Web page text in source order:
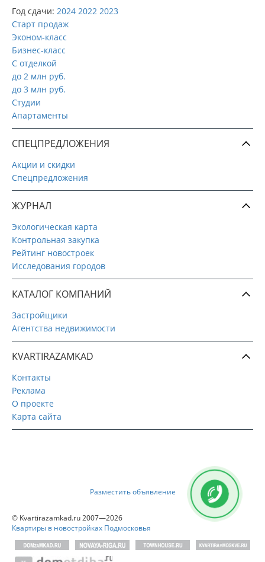
Год сдачи: 2024 2022 2023
Старт продаж
Эконом-класс
Бизнес-класс
С отделкой
до 2 млн руб.
до 3 млн руб.
Студии
Апартаменты
СПЕЦПРЕДЛОЖЕНИЯ
Акции и скидки
Спецпредложения
ЖУРНАЛ
Экологическая карта
Контрольная закупка
Рейтинг новостроек
Исследования городов
КАТАЛОГ КОМПАНИЙ
Застройщики
Агентства недвижимости
KVARTIRAZAMKAD
Контакты
Реклама
О проекте
Карта сайта
Разместить объявление
© Kvartirazamkad.ru 2007—2026
Квартиры в новостройках Подмосковья